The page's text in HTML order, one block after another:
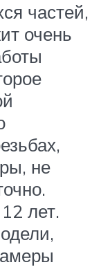
частей,
очень
не
лет.